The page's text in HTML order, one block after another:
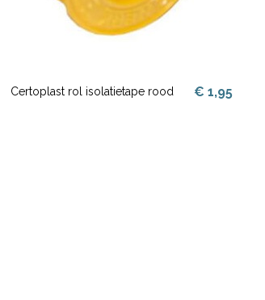
Certoplast rol isolatietape rood € 1,95